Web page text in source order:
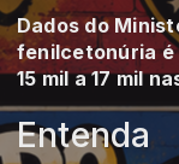
Dados do
fenilcetonúria é
15 mil a 17 mil
Entenda